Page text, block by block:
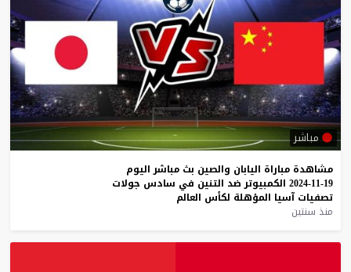
مباشر
مشاهدة مباراة اليابان والصين بث مباشر اليوم
19-11-2024
الكمبيوتر ضد التنين في سادس جولات
تصفيات آسيا المؤهلة لكأس العالم
منذ سنتين